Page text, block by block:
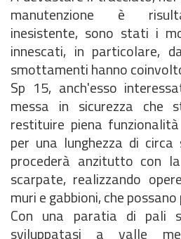
manutenzione è
inesistente, sono stati i
innescati, in particolare,
smottamenti hanno
Sp 15, anch'esso
messa in sicurezza che
restituire piena
per una lunghezza di
procederà anzitutto con
scarpate, realizzando
muri e gabbioni, che
Con una paratia di pali
sviluppatasi a valle